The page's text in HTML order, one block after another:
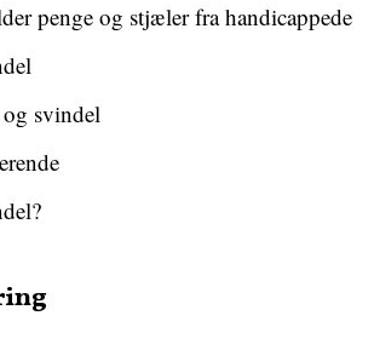
penge og stjæler fra handicappede
svindel